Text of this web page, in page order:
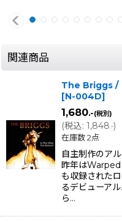
関連商品
The Briggs /
[N-004D]
1,680.-(税別)
(税込: 1,848.-)
在庫数 2点
自主制作のア
昨年はWarped
も収録された
るデビューア
ら…